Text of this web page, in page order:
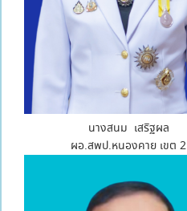
นางสนม เสริฐผล
ผอ.สพป.หนองคาย เขต 2